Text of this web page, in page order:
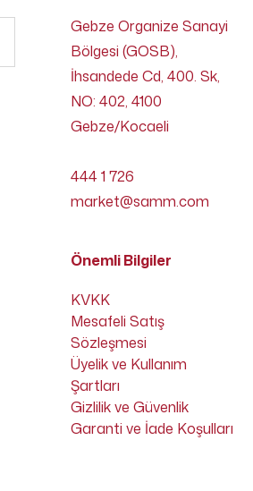
Gebze Organize Sanayi
Bölgesi (GOSB),
İhsandede Cd, 400. Sk,
NO: 402, 4100
Gebze/Kocaeli
444 1 726
market@samm.com
Önemli Bilgiler
KVKK
Mesafeli Satış
Sözleşmesi
Üyelik ve Kullanım
Şartları
Gizlilik ve Güvenlik
Garanti ve İade Koşulları